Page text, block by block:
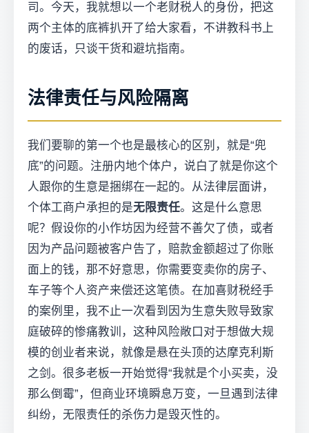
司。今天，我就想以一个老财税人的身份，把这
两个主体的底裤扒开了给大家看，不讲教科书上
的废话，只谈干货和避坑指南。
法律责任与风险隔离
我们要聊的第一个也是最核心的区别，就是“兜
底”的问题。注册内地个体户，说白了就是你这个
人跟你的生意是捆绑在一起的。从法律层面讲，
个体工商户承担的是无限责任。这是什么意思
呢？假设你的小作坊因为经营不善欠了债，或者
因为产品问题被客户告了，赔款金额超过了你账
面上的钱，那不好意思，你需要变卖你的房子、
车子等个人资产来偿还这笔债。在加喜财税经手
的案例里，我不止一次看到因为生意失败导致家
庭破碎的惨痛教训，这种风险敞口对于想做大规
模的创业者来说，就像是悬在头顶的达摩克利斯
之剑。很多老板一开始觉得“我就是个小买卖，没
那么倒霉”，但商业环境瞬息万变，一旦遇到法律
纠纷，无限责任的杀伤力是毁灭性的。